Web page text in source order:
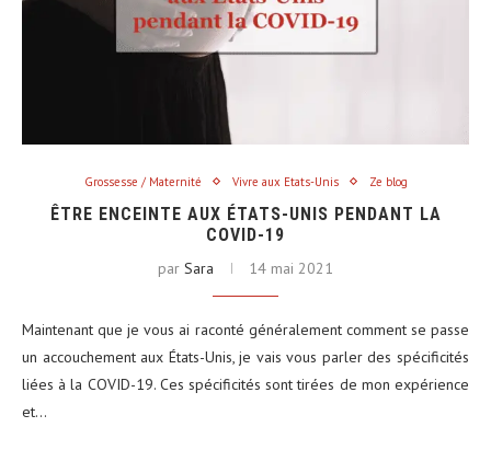
Grossesse / Maternité Vivre aux Etats-Unis Ze blog
ÊTRE ENCEINTE AUX ÉTATS-UNIS PENDANT LA
COVID-19
par Sara 14 mai 2021
Maintenant que je vous ai raconté généralement comment se passe
un accouchement aux États-Unis, je vais vous parler des spécificités
liées à la COVID-19. Ces spécificités sont tirées de mon expérience
et…